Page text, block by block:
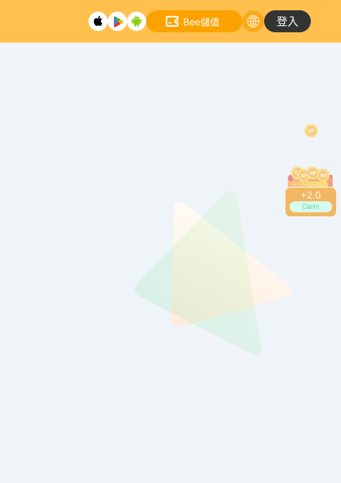
+2.0
Claim
Bee儲值 登入